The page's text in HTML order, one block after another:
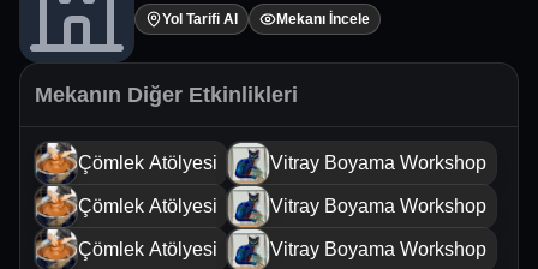
Yol Tarifi Al Mekanı İncele
Mekanın Diğer Etkinlikleri
Çömlek Atölyesi Vitray Boyama Workshop
Çömlek Atölyesi Vitray Boyama Workshop
Çömlek Atölyesi Vitray Boyama Workshop